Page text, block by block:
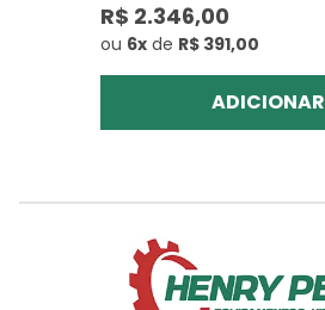
R$ 2.346,00
ou 6x de R$ 391,00
ADICIONAR